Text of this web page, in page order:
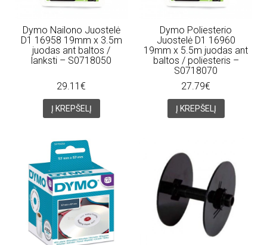
Dymo Nailono Juostelė
D1 16958 19mm x 3.5m
juodas ant baltos /
lanksti – S0718050
29.11€
Į KREPŠELĮ
Dymo Poliesterio
Juostelė D1 16960
19mm x 5.5m juodas ant
baltos / poliesteris –
S0718070
27.79€
Į KREPŠELĮ